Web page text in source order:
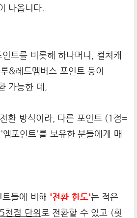
나옵니다.
트를 비롯해 하나머니, 컬쳐캐
&레드멤버스 포인트 등이
가능한 데,
전환 방식이라, 다른 포인트 (1점=
포인트'를 보유한 분들에게 매
들에 비해 '전환 한도'는 적은
5천점 단위 로 전환할 수 있고 (횟